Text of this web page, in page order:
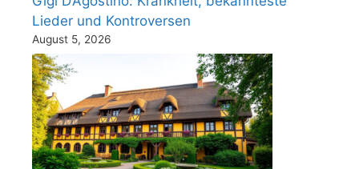
Lieder und Kontroversen
August 5, 2026